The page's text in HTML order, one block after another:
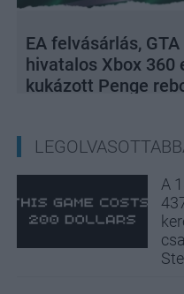
EA felvásárlás,
hivatalos Xbox 360
kukázott Penge
A